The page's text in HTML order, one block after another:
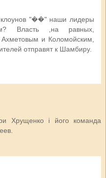
"��" наши лидеры
Власть ,на равных,
Ахметовым и Коломойским,
отправят к Шамбиру.
Хрущенко і його команда